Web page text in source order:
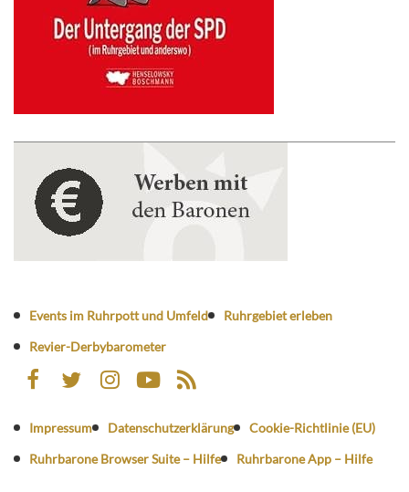
Events im Ruhrpott und Umfeld
Ruhrgebiet erleben
Revier-Derbybarometer
Impressum Datenschutzerklärung
Cookie-Richtlinie (EU)
Ruhrbarone Browser Suite – Hilfe
Ruhrbarone App – Hilfe